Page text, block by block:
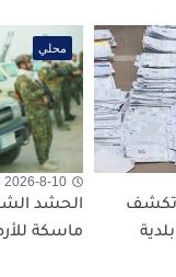
تكشف
محلي
2026-8-10 6:06 م
الحشد
ماسكة